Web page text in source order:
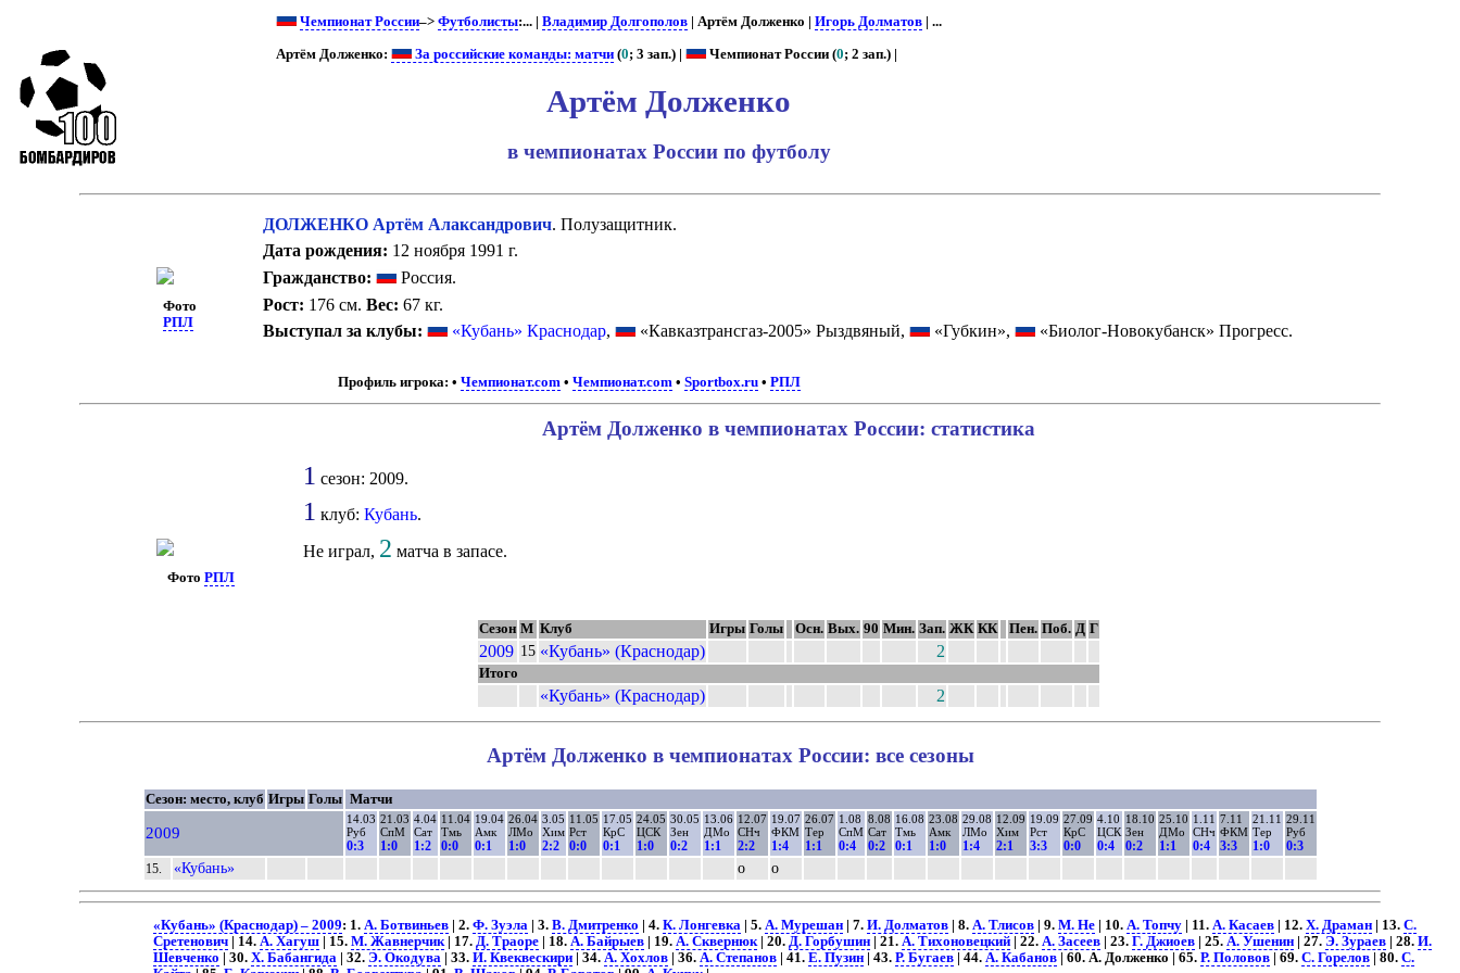
Чемпионат России–>Футболисты:... |Владимир Долгополов | Артём Долженко |Игорь Долматов | ...
Артём Долженко: За российские команды: матчи (0; 3 зап.) | Чемпионат России (0; 2 зап.) |
Артём Долженко
в чемпионатах России по футболу
Фото
РПЛ
ДОЛЖЕНКО Артём Алаксандрович. Полузащитник.
Дата рождения: 12 ноября 1991 г.
Гражданство:
Россия.
Рост: 176 см. Вес: 67 кг.
Выступал за клубы:
«Кубань» Краснодар, «Кавказтрансгаз-2005» Рыздвяный, «Губкин», «Биолог-Новокубанск» Прогресс.
Профиль игрока: • Чемпионат.com• Чемпионат.com• Sportbox.ru• РПЛ
ФотоРПЛ
Артём Долженко в чемпионатах России: статистика
1 сезон: 2009.
1 клуб:Кубань.
Не играл, 2 матча в запасе.
Сезон М Клуб Игры Голы Осн. Вых. 90 Мин. Зап. ЖК КК Пен. Поб. Д Г
2009 15 «Кубань» (Краснодар) 2
Итого
«Кубань» (Краснодар) 2
Артём Долженко в чемпионатах России: все сезоны
Сезон: место, клуб Игры Голы Матчи
2009
14.03
Руб
0:3
21.03
СпМ
1:0
4.04
Сат
1:2
11.04
Тмь
0:0
19.04
Амк
0:1
26.04
ЛМо
1:0
3.05
Хим
2:2
11.05
Рст
0:0
17.05
КрС
0:1
24.05
ЦСК
1:0
30.05
Зен
0:2
13.06
ДМо
1:1
12.07
СНч
2:2
19.07
ФКМ
1:4
26.07
Тер
1:1
1.08
СпМ
0:4
8.08
Сат
0:2
16.08
Тмь
0:1
23.08
Амк
1:0
29.08
ЛМо
1:4
12.09
Хим
2:1
19.09
Рст
3:3
27.09
КрС
0:0
4.10
ЦСК
0:4
18.10
Зен
0:2
25.10
ДМо
1:1
1.11
СНч
0:4
7.11
ФКМ
3:3
21.11
Тер
1:0
29.11
Руб
0:3
15. «Кубань» о о
«Кубань» (Краснодар) – 2009: 1. А. Ботвиньев| 2. Ф. Зуэла| 3. В. Дмитренко | 4. К. Лонгевка| 5. А. Мурешан| 7. И. Долматов| 8. А. Тлисов| 9. М. Не| 10. А. Топчу| 11. А. Касаев| 12. Х. Драман| 13. С.
Сретенович| 14. А. Хагуш| 15. М. Жавнерчик| 17. Д. Траоре| 18. А. Байрыев| 19. А. Сквернюк| 20. Д. Горбушин| 21. А. Тихоновецкий| 22. А. Засеев| 23. Г. Джиоев| 25. А. Ушенин| 27. Э. Зураев| 28. И.
Шевченко | 30. Х. Бабангида| 32. Э. Окодува| 33. И. Квеквескири| 34. А. Хохлов| 36. А. Степанов| 41. Е. Пузин| 43. Р. Бугаев| 44. А. Кабанов| 60. А. Долженко | 65. Р. Половов| 69. С. Горелов| 80. С.